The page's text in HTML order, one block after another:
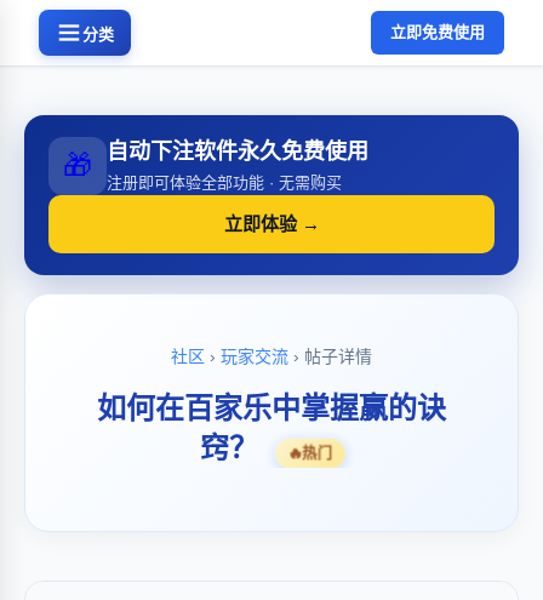
分类 立即免费使用
🎁 自动下注软件永久免费使用
注册即可体验全部功能 · 无需购买
立即体验 →
社区 › 玩家交流 › 帖子详情
如何在百家乐中掌握赢的诀
窍？
🔥热门